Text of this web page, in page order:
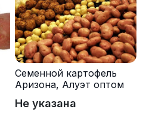
Семенной картофель
Аризона, Алуэт оптом
Не указана